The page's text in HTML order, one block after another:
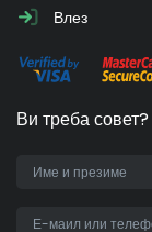
Влез
Ви треба совет?